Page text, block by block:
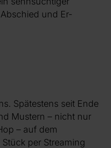
und Er-
Spätestens seit Ende
Mustern – nicht nur
– auf dem
per Streaming